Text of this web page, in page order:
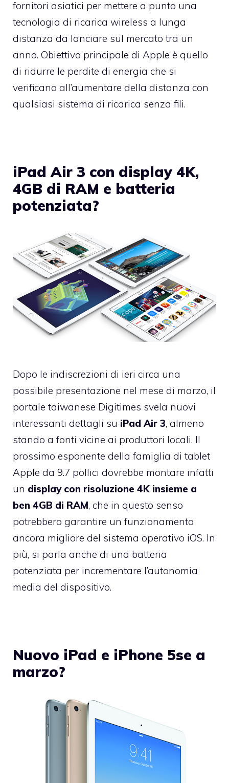
fornitori asiatici per mettere a punto una
tecnologia di ricarica wireless a lunga
distanza da lanciare sul mercato tra un
anno. Obiettivo principale di Apple è quello
di ridurre le perdite di energia che si
verificano all’aumentare della distanza con
qualsiasi sistema di ricarica senza fili.
iPad Air 3 con display 4K,
4GB di RAM e batteria
potenziata?
Dopo le indiscrezioni di ieri circa una
possibile presentazione nel mese di marzo, il
portale taiwanese Digitimes svela nuovi
interessanti dettagli su iPad Air 3, almeno
stando a fonti vicine ai produttori locali. Il
prossimo esponente della famiglia di tablet
Apple da 9.7 pollici dovrebbe montare infatti
un display con risoluzione 4K insieme a
ben 4GB di RAM, che in questo senso
potrebbero garantire un funzionamento
ancora migliore del sistema operativo iOS. In
più, si parla anche di una batteria
potenziata per incrementare l’autonomia
media del dispositivo.
Nuovo iPad e iPhone 5se a
marzo?